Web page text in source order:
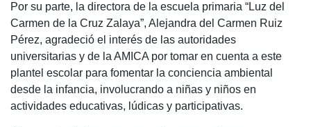
Por su parte, la directora de la escuela primaria “Luz del
Carmen de la Cruz Zalaya”, Alejandra del Carmen Ruiz
Pérez, agradeció el interés de las autoridades
universitarias y de la AMICA por tomar en cuenta a este
plantel escolar para fomentar la conciencia ambiental
desde la infancia, involucrando a niñas y niños en
actividades educativas, lúdicas y participativas.